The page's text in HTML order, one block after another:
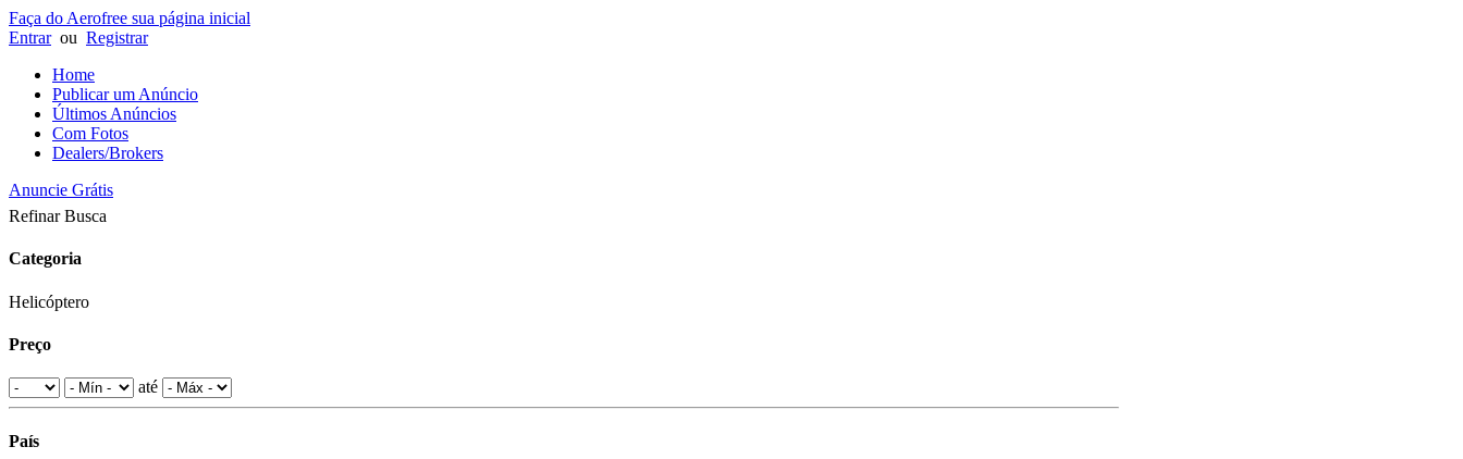
Faça do Aerofree sua página inicial
Entrarou Registrar
Home
Publicar um Anúncio
Últimos Anúncios
Com Fotos
Dealers/Brokers
Anuncie Grátis
Refinar Busca
Categoria
Helicóptero
Preço
até
País